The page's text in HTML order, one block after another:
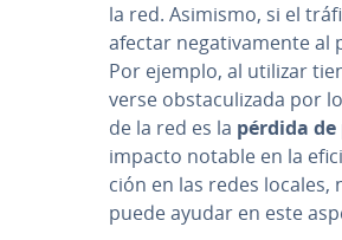
la red. Asimismo, si el
afectar ne­ga­ti­va­me­n­te al
Por ejemplo, al utilizar
verse ob­s­ta­cu­li­za­da por
de la red es la pérdida
impacto notable en la
ción en las redes
puede ayudar en este